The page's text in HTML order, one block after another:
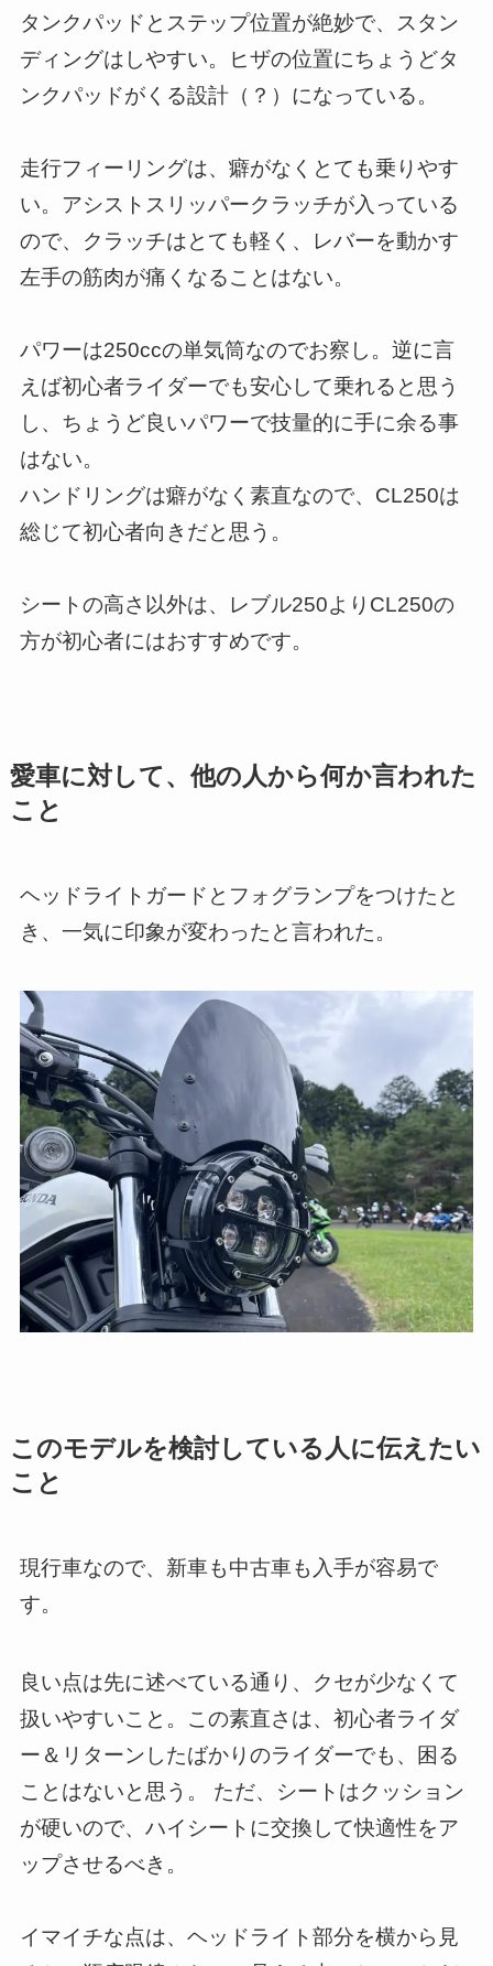
タンクパッドとステップ位置が絶妙で、スタン
ディングはしやすい。ヒザの位置にちょうどタ
ンクパッドがくる設計（？）になっている。
走行フィーリングは、癖がなくとても乗りやす
い。アシストスリッパークラッチが入っている
ので、クラッチはとても軽く、レバーを動かす
左手の筋肉が痛くなることはない。
パワーは250ccの単気筒なのでお察し。逆に言
えば初心者ライダーでも安心して乗れると思う
し、ちょうど良いパワーで技量的に手に余る事
はない。
ハンドリングは癖がなく素直なので、CL250は
総じて初心者向きだと思う。
シートの高さ以外は、レブル250よりCL250の
方が初心者にはおすすめです。
愛車に対して、他の人から何か言われた
こと
ヘッドライトガードとフォグランプをつけたと
き、一気に印象が変わったと言われた。
このモデルを検討している人に伝えたい
こと
現行車なので、新車も中古車も入手が容易で
す。
良い点は先に述べている通り、クセが少なくて
扱いやすいこと。この素直さは、初心者ライダ
ー＆リターンしたばかりのライダーでも、困る
ことはないと思う。 ただ、シートはクッション
が硬いので、ハイシートに交換して快適性をア
ップさせるべき。
イマイチな点は、ヘッドライト部分を横から見